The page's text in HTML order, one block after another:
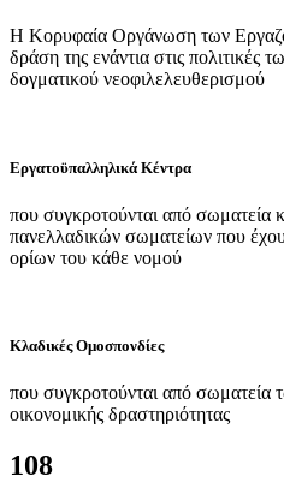
Η Κορυφαία Οργάνωση των
δράση της ενάντια στις πολιτικές
δογματικού νεοφιλελευθερισμού
Εργατοϋπαλληλικά Κέντρα
που συγκροτούνται από σωματεία
πανελλαδικών σωματείων που
ορίων του κάθε νομού
Κλαδικές Ομοσπονδίες
που συγκροτούνται από
οικονομικής δραστηριότητας
108